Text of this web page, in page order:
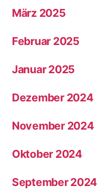
März 2025
Februar 2025
Januar 2025
Dezember 2024
November 2024
Oktober 2024
September 2024